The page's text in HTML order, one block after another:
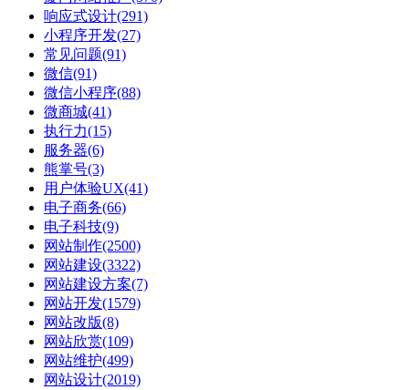
响应式设计(291)
小程序开发(27)
常见问题(91)
微信(91)
微信小程序(88)
微商城(41)
执行力(15)
服务器(6)
熊掌号(3)
用户体验UX(41)
电子商务(66)
电子科技(9)
网站制作(2500)
网站建设(3322)
网站建设方案(7)
网站开发(1579)
网站改版(8)
网站欣赏(109)
网站维护(499)
网站设计(2019)